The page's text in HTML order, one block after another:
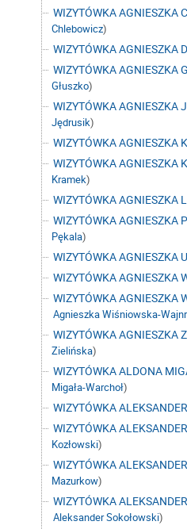
WIZYTÓWKA AGNIESZKA
Chlebowicz)
WIZYTÓWKA AGNIESZKA
WIZYTÓWKA AGNIESZKA
Głuszko)
WIZYTÓWKA AGNIESZKA
Jędrusik)
WIZYTÓWKA AGNIESZKA
WIZYTÓWKA AGNIESZKA
Kramek)
WIZYTÓWKA AGNIESZKA
WIZYTÓWKA AGNIESZKA
Pękala)
WIZYTÓWKA AGNIESZKA
WIZYTÓWKA AGNIESZKA
WIZYTÓWKA AGNIESZKA
Agnieszka Wiśniowska-
WIZYTÓWKA AGNIESZKA
Zielińska)
WIZYTÓWKA ALDONA
Migała-Warchoł)
WIZYTÓWKA
WIZYTÓWKA
Kozłowski)
WIZYTÓWKA
Mazurkow)
WIZYTÓWKA
Aleksander Sokołowski)